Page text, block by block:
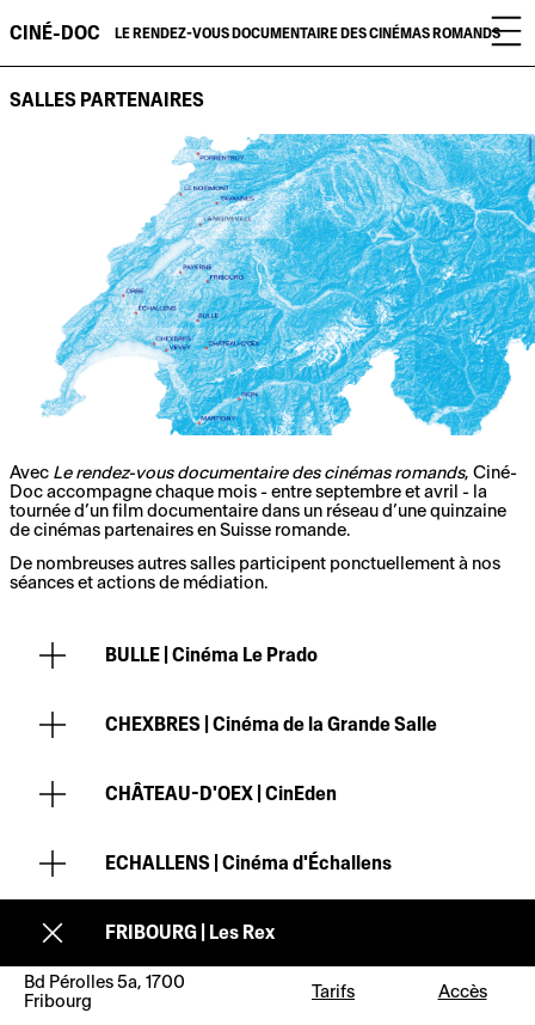
CINÉ-DOC LE RENDEZ-VOUS DOCUMENTAIRE DES CINÉMAS ROMANDS
SALLES PARTENAIRES
Avec Le rendez-vous documentaire des cinémas romands, Ciné-
Doc accompagne chaque mois - entre septembre et avril - la
tournée d’un film documentaire dans un réseau d’une quinzaine
de cinémas partenaires en Suisse romande.
De nombreuses autres salles participent ponctuellement à nos
séances et actions de médiation.
BULLE | Cinéma Le Prado
CHEXBRES | Cinéma de la Grande Salle
CHÂTEAU-D'OEX | CinEden
ECHALLENS | Cinéma d'Échallens
FRIBOURG | Les Rex
Bd Pérolles 5a, 1700
Fribourg
Tarifs Accès